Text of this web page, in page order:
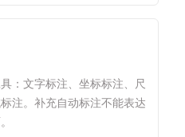
：文字标注、坐标标注、尺
注。补充自动标注不能表达